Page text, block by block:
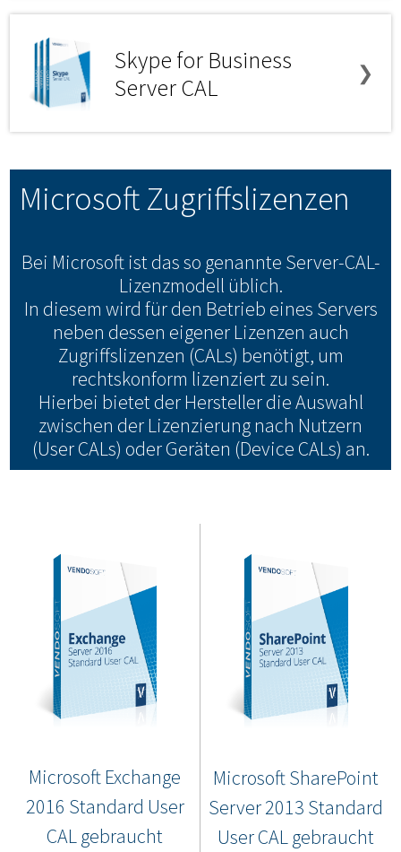
Skype for Business
Server CAL
❯
Microsoft Zugriffslizenzen
Bei Microsoft ist das so genannte Server-CAL-
Lizenzmodell üblich.
In diesem wird für den Betrieb eines Servers
neben dessen eigener Lizenzen auch
Zugriffslizenzen (CALs) benötigt, um
rechtskonform lizenziert zu sein.
Hierbei bietet der Hersteller die Auswahl
zwischen der Lizenzierung nach Nutzern
(User CALs) oder Geräten (Device CALs) an.
Microsoft Exchange
2016 Standard User
CAL gebraucht
Microsoft SharePoint
Server 2013 Standard
User CAL gebraucht